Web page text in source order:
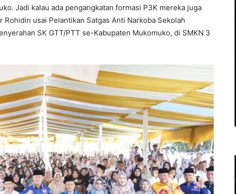
Jadi kalau ada pengangkatan formasi P3K mereka juga
usai Pelantikan Satgas Anti Narkoba Sekolah
SK GTT/PTT se-Kabupaten Mukomuko, di SMKN 3